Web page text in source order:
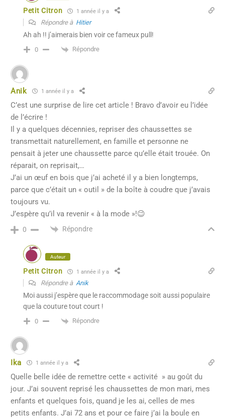
Petit Citron 1 année il y a
Répondre à Hitier
Ah ah !! j’aimerais bien voir ce fameux pull!
0 Répondre
Anik 1 année il y a
C’est une surprise de lire cet article ! Bravo d’avoir eu l’idée
de l’écrire !
Il y a quelques décennies, repriser des chaussettes se
transmettait naturellement, en famille et personne ne
pensait à jeter une chaussette parce qu’elle était trouée. On
réparait, on reprisait,…
J’ai un œuf en bois que j’ai acheté il y a bien longtemps,
parce que c’était un « outil » de la boîte à coudre que j’avais
toujours vu.
J’espère qu’il va revenir « à la mode »!😉
0 Répondre
Auteur
Petit Citron 1 année il y a
Répondre à Anik
Moi aussi j’espère que le raccommodage soit aussi populaire
que la couture tout court !
0 Répondre
Ika 1 année il y a
Quelle belle idée de remettre cette « activité » au goût du
jour. J’ai souvent reprisé les chaussettes de mon mari, mes
enfants et quelques fois, quand je les ai, celles de mes
petits enfants. J’ai 72 ans et pour ce faire j’ai la boule en